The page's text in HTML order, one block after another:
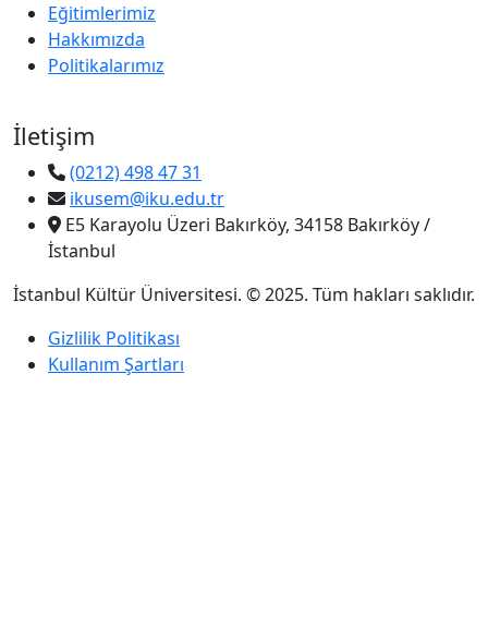
Eğitimlerimiz
Hakkımızda
Politikalarımız
İletişim
(0212) 498 47 31
ikusem@iku.edu.tr
E5 Karayolu Üzeri Bakırköy, 34158 Bakırköy /
İstanbul
İstanbul Kültür Üniversitesi. © 2025. Tüm hakları saklıdır.
Gizlilik Politikası
Kullanım Şartları